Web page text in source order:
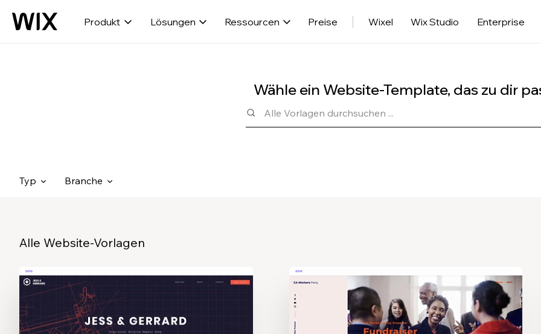
Produkt Lösungen Ressourcen Preise Wixel Wix Studio Enterprise
Wähle ein Website-Template, das zu dir
Typ Branche
Alle Website-Vorlagen